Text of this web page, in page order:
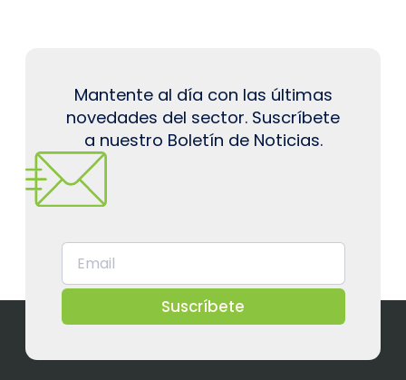
Mantente al día con las últimas
novedades del sector. Suscríbete
a nuestro Boletín de Noticias.
Suscríbete